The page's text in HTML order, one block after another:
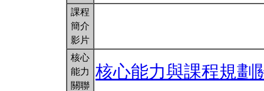
課程
簡介
影片
核心
能力
關聯
核心能力與課程規劃